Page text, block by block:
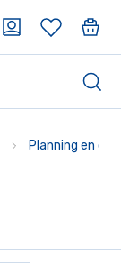
Planning en